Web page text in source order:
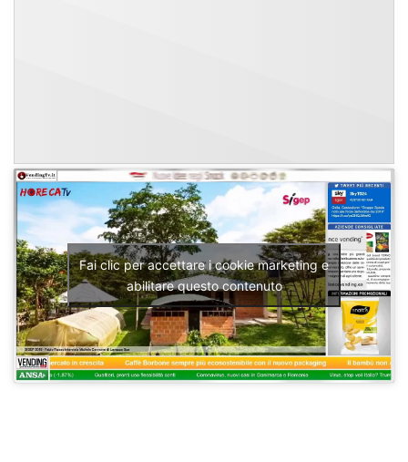
Fai clic per accettare i cookie marketing e
abilitare questo contenuto